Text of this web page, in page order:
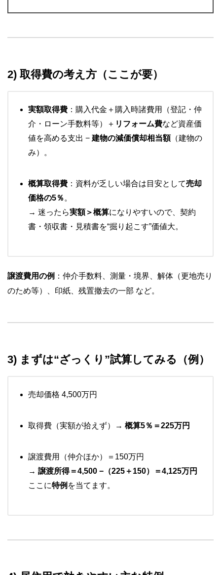
2) 取得費の考え方（ここが要）
実額取得費 ：購入代金＋購入時諸費用（登記・仲
介・ローン手数料等）＋ リフォーム費など資産価
値を高める支出 − 建物の減価償却相当額（建物の
み）。
概算取得費 ：資料が乏しい場合は目安として売却
価格の5％ 。
→ 迷ったら実額＞概算になりやすいので、契約
書・領収書・見積書を“掘り起こす”価値大。
譲渡費用の例 ：仲介手数料、測量・境界、解体（更地売り
のため等）、印紙、残置撤去の一部 など。
3) まずは“ざっくり”試算してみる（例）
売却価格 4,500万円
取得費（実額が拾えず）→ 概算5％＝225万円
譲渡費用（仲介ほか）＝150万円
→ 譲渡所得＝4,500 −（225＋150）＝4,125万円
ここに特例 を当てます。